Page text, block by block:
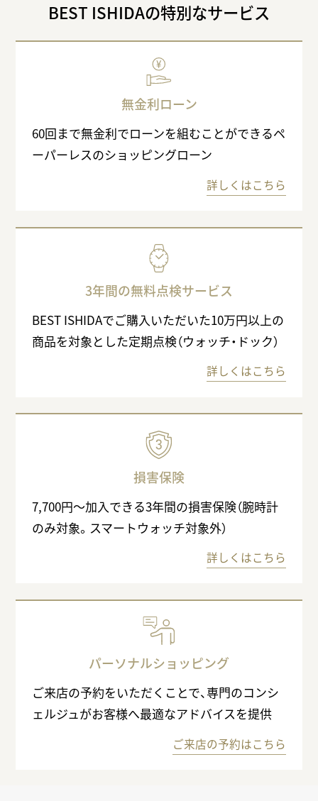
BEST ISHIDAの特別なサービス
無金利ローン
60回まで無金利でローンを組むことができるペ
ーパーレスのショッピングローン
詳しくはこちら
3年間の無料点検サービス
BEST ISHIDAでご購入いただいた10万円以上の
商品を対象とした定期点検（ウォッチ・ドック）
詳しくはこちら
損害保険
7,700円〜加入できる3年間の損害保険（腕時計
のみ対象。スマートウォッチ対象外）
詳しくはこちら
パーソナルショッピング
ご来店の予約をいただくことで、専門のコンシ
ェルジュがお客様へ最適なアドバイスを提供
ご来店の予約はこちら